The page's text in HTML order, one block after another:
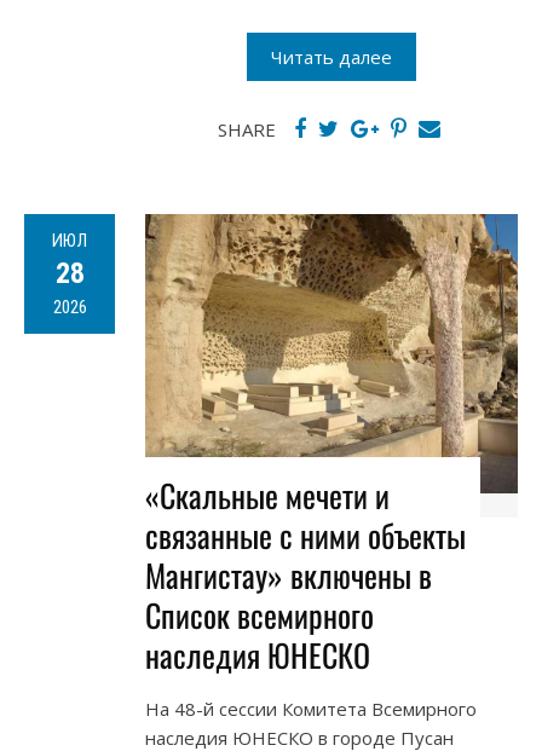
Читать далее
SHARE
ИЮЛ
28
2026
«Скальные мечети и
связанные с ними объекты
Мангистау» включены в
Список всемирного
наследия ЮНЕСКО
На 48-й сессии Комитета Всемирного
наследия ЮНЕСКО в городе Пусан